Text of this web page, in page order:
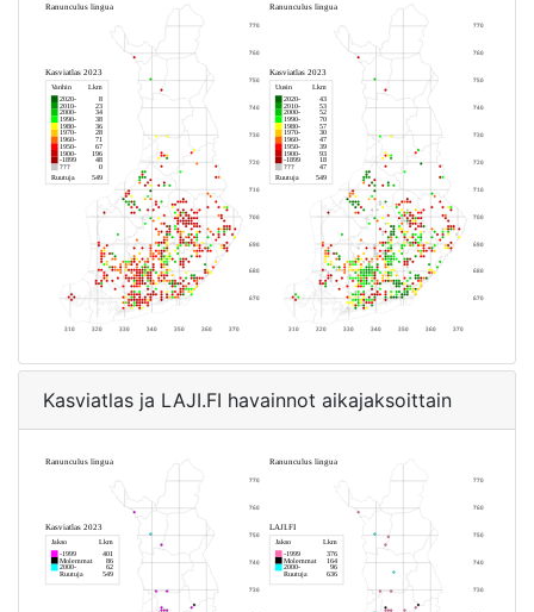
Kasviatlas ja LAJI.FI havainnot aikajaksoittain